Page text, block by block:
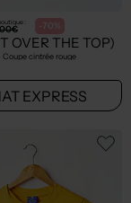
: -70%
OVER THE TOP)
cintrée rouge
EXPRESS